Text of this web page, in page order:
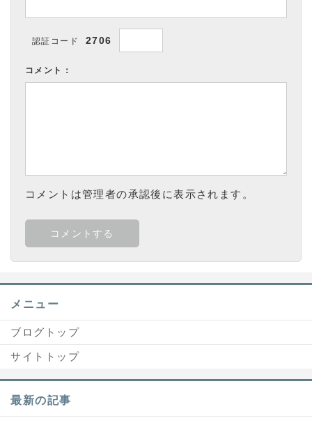
認証コード 2706
コメント：
コメントは管理者の承認後に表示されます。
メニュー
ブログトップ
サイトトップ
最新の記事